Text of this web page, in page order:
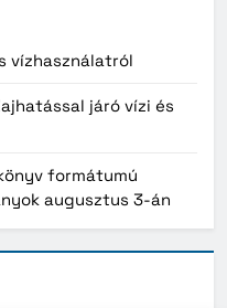
vízhasználatról
járó vízi és
formátumú
augusztus 3-án